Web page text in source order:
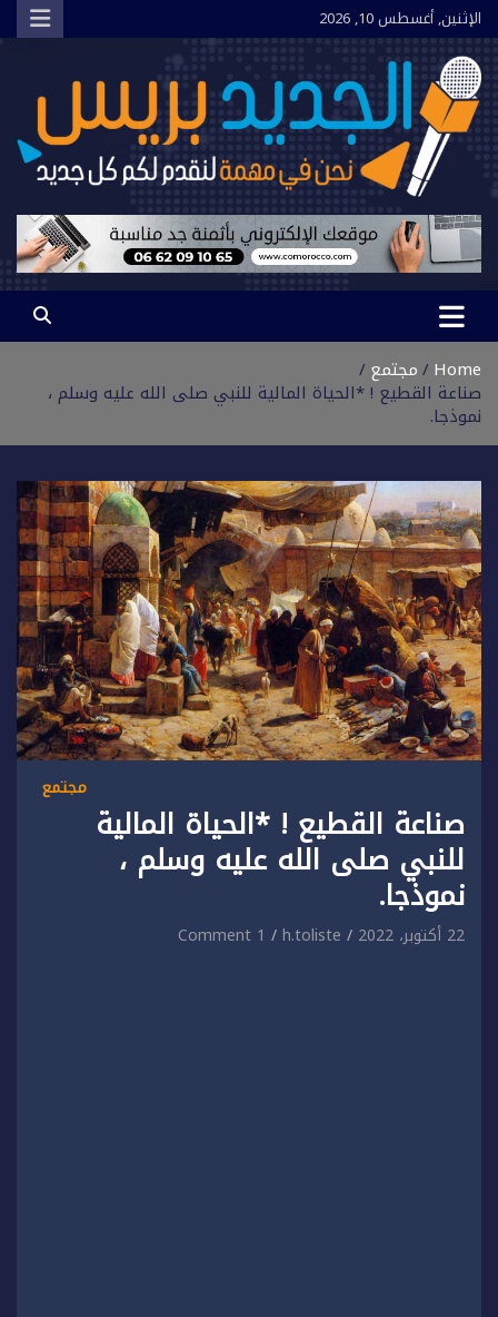
Skip
to
content
الإثنين, أغسطس 10, 2026
الجديد بريس
نحن في مهمة لنقدم لكم كل جديد
Home مجتمع
صناعة القطيع ! *الحياة المالية للنبي صلى الله عليه وسلم ،
نموذجا.
مجتمع
صناعة القطيع ! *الحياة المالية
للنبي صلى الله عليه وسلم ،
نموذجا.
22 أكتوبر، 2022 h.toliste
1 Comment